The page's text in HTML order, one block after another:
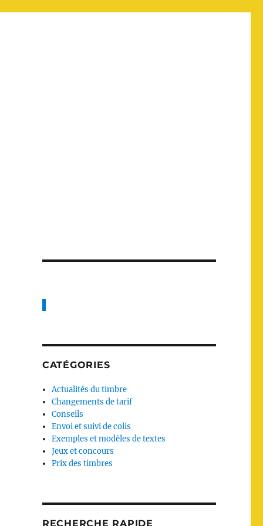
CATÉGORIES
Actualités du timbre
Changements de tarif
Conseils
Envoi et suivi de colis
Exemples et modèles de textes
Jeux et concours
Prix des timbres
RECHERCHE RAPIDE